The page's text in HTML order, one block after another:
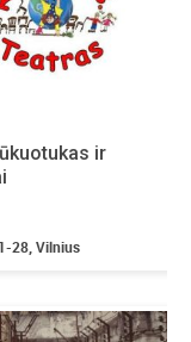
keisti
ir
28, Vilnius